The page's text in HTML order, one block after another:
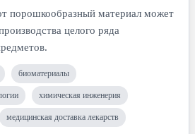
порошкообразный материал может
целого ряда
биоматериалы
химическая инженерия
медицинская доставка лекарств